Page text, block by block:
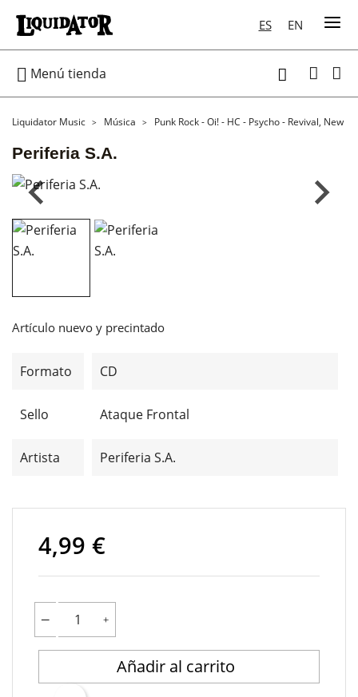
ES EN
 Menú tienda 
Liquidator Music Música Punk Rock - Oi! - HC - Psycho - Revival, New
Periferia S.A.
Artículo nuevo y precintado
Formato CD
Sello Ataque Frontal
Artista Periferia S.A.
4,99 €
Añadir al carrito